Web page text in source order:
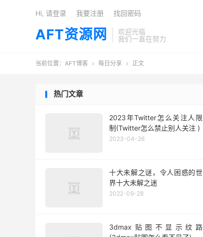
AFT资源网
欢迎光临
我们一直在努力
Hi, 请登录 我要注册 找回密码
当前位置： AFT博客  每日分享  正文
热门文章
2023年Twitter怎么关注人限
制(Twitter怎么禁止别人关注 )
2023-04-26
十大未解之谜，令人困惑的世
界十大未解之迷
2022-09-28
3dmax贴图不显示纹路